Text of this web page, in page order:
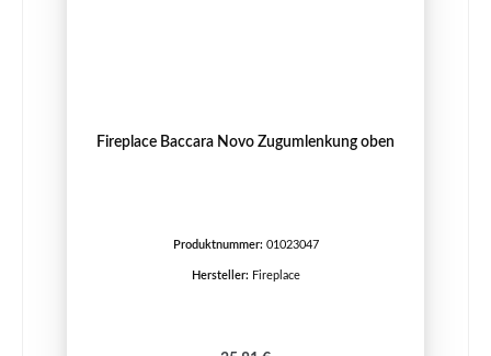
Fireplace Baccara Novo Zugumlenkung oben
Produktnummer: 01023047
Hersteller: Fireplace